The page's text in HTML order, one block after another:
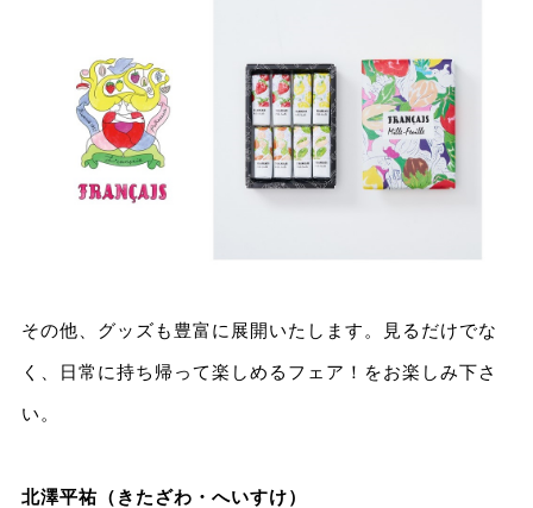
その他、グッズも豊富に展開いたします。見るだけでな
く、日常に持ち帰って楽しめるフェア！をお楽しみ下さ
い。
北澤平祐（きたざわ・へいすけ）